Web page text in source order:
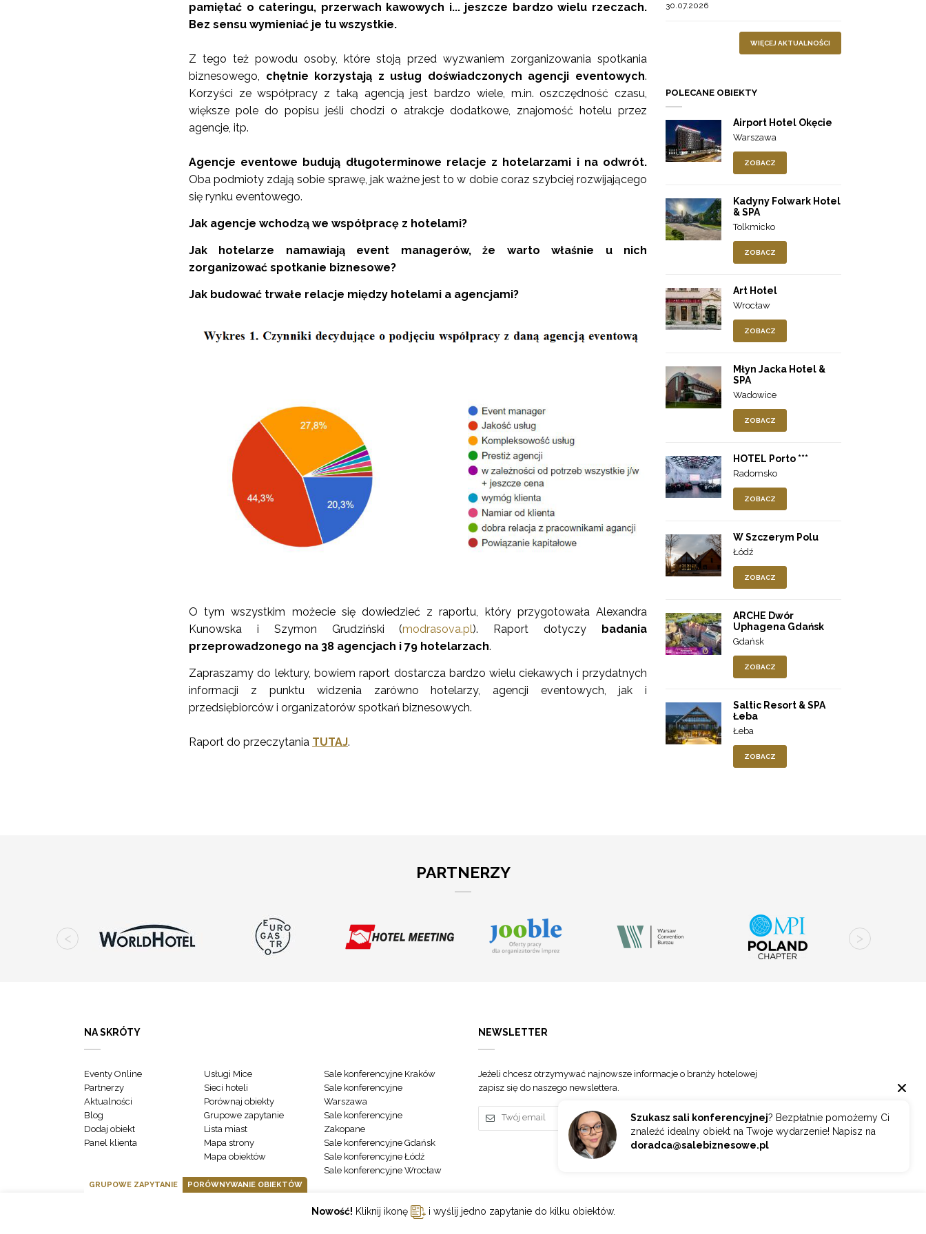
pamiętać o cateringu, przerwach kawowych i... jeszcze bardzo wielu rzeczach.
Bez sensu wymieniać je tu wszystkie.
Z tego też powodu osoby, które stoją przed wyzwaniem zorganizowania spotkania
biznesowego, chętnie korzystają z usług doświadczonych agencji eventowych.
Korzyści ze współpracy z taką agencją jest bardzo wiele, m.in. oszczędność czasu,
większe pole do popisu jeśli chodzi o atrakcje dodatkowe, znajomość hotelu przez
agencje, itp.
Agencje eventowe budują długoterminowe relacje z hotelarzami i na odwrót.
Oba podmioty zdają sobie sprawę, jak ważne jest to w dobie coraz szybciej rozwijającego
się rynku eventowego.
Jak agencje wchodzą we współpracę z hotelami?
Jak hotelarze namawiają event managerów, że warto właśnie u nich
zorganizować spotkanie biznesowe?
Jak budować trwałe relacje między hotelami a agencjami?
O tym wszystkim możecie się dowiedzieć z raportu, który przygotowała Alexandra
Kunowska i Szymon Grudziński (modrasova.pl). Raport dotyczy badania
przeprowadzonego na 38 agencjach i 79 hotelarzach.
Zapraszamy do lektury, bowiem raport dostarcza bardzo wielu ciekawych i przydatnych
informacji z punktu widzenia zarówno hotelarzy, agencji eventowych, jak i
przedsiębiorców i organizatorów spotkań biznesowych.
Raport do przeczytania TUTAJ.
30.07.2026
WIĘCEJ AKTUALNOŚCI
POLECANE OBIEKTY
Airport Hotel Okęcie
Warszawa
ZOBACZ
Kadyny Folwark Hotel
& SPA
Tolkmicko
ZOBACZ
Art Hotel
Wrocław
ZOBACZ
Młyn Jacka Hotel &
SPA
Wadowice
ZOBACZ
HOTEL Porto ***
Radomsko
ZOBACZ
W Szczerym Polu
Łódź
ZOBACZ
ARCHE Dwór
Uphagena Gdańsk
Gdańsk
ZOBACZ
Saltic Resort & SPA
Łeba
Łeba
ZOBACZ
PARTNERZY
Szukasz sali konferencyjnej? Bezpłatnie pomożemy Ci
znaleźć idealny obiekt na Twoje wydarzenie! Napisz na
doradca@salebiznesowe.pl
NA SKRÓTY
Eventy Online
Partnerzy
Aktualności
Blog
Dodaj obiekt
Panel klienta
Usługi Mice
Sieci hoteli
Porównaj obiekty
Grupowe zapytanie
Lista miast
Mapa strony
Mapa obiektów
Sale konferencyjne Kraków
Sale konferencyjne
Warszawa
Sale konferencyjne
Zakopane
Sale konferencyjne Gdańsk
Sale konferencyjne Łódź
Sale konferencyjne Wrocław
NEWSLETTER
Jeżeli chcesz otrzymywać najnowsze informacje o branży hotelowej
zapisz się do naszego newslettera.
Wybierz ZAPISZ SIĘ
GRUPOWE ZAPYTANIE PORÓWNYWANIE OBIEKTÓW
Nowość! Kliknij ikonę i wyślij jedno zapytanie do kilku obiektów.